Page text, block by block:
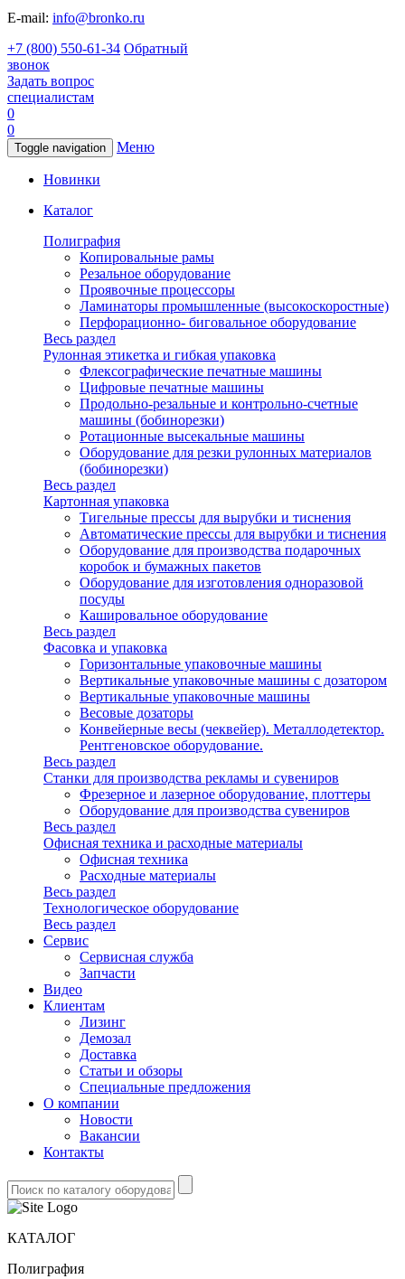
E-mail: info@bronko.ru
+7 (800) 550-61-34 Обратный
звонок
Задать вопрос
специалистам
0
0
Toggle navigation Меню
Новинки
Каталог
Полиграфия
Копировальные рамы
Резальное оборудование
Проявочные процессоры
Ламинаторы промышленные (высокоскоростные)
Перфорационно- биговальное оборудование
Весь раздел
Рулонная этикетка и гибкая упаковка
Флексографические печатные машины
Цифровые печатные машины
Продольно-резальные и контрольно-счетные
машины (бобинорезки)
Ротационные высекальные машины
Оборудование для резки рулонных материалов
(бобинорезки)
Весь раздел
Картонная упаковка
Тигельные прессы для вырубки и тиснения
Автоматические прессы для вырубки и тиснения
Оборудование для производства подарочных
коробок и бумажных пакетов
Оборудование для изготовления одноразовой
посуды
Кашировальное оборудование
Весь раздел
Фасовка и упаковка
Горизонтальные упаковочные машины
Вертикальные упаковочные машины с дозатором
Вертикальные упаковочные машины
Весовые дозаторы
Конвейерные весы (чеквейер). Металлодетектор.
Рентгеновское оборудование.
Весь раздел
Станки для производства рекламы и сувениров
Фрезерное и лазерное оборудование, плоттеры
Оборудование для производства сувениров
Весь раздел
Офисная техника и расходные материалы
Офисная техника
Расходные материалы
Весь раздел
Технологическое оборудование
Весь раздел
Сервис
Сервисная служба
Запчасти
Видео
Клиентам
Лизинг
Демозал
Доставка
Статьи и обзоры
Специальные предложения
О компании
Новости
Вакансии
Контакты
КАТАЛОГ
Полиграфия